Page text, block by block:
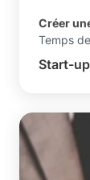
Créer
Temps
Start-